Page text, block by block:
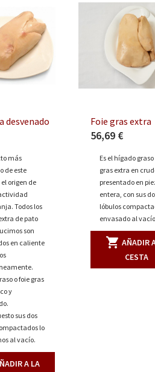
desvenado
más
de este
origen de
Todos los
de pato
son
en caliente
o foie gras
y
sus dos
lo
al vacío.
A LA
Foie gras extra
56,69 €
Es el hígado graso
gras extra en
presentado en
entera, con sus
lóbulos
envasado al
shopping_cart AÑADIR
CESTA